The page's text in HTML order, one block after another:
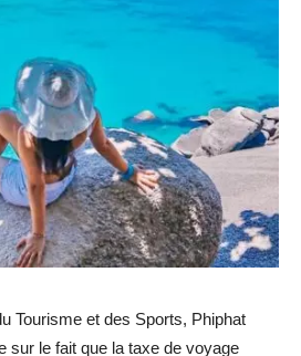
Tourisme et des Sports, Phiphat
sur le fait que la taxe de voyage